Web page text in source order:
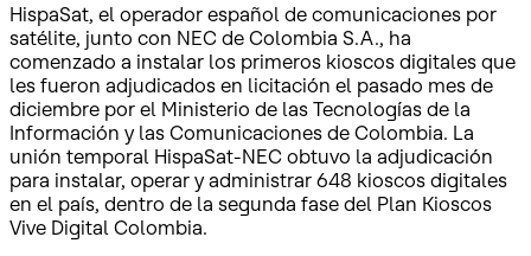
HispaSat, el operador español de comunicaciones por
satélite, junto con NEC de Colombia S.A., ha
comenzado a instalar los primeros kioscos digitales que
les fueron adjudicados en licitación el pasado mes de
diciembre por el Ministerio de las Tecnologías de la
Información y las Comunicaciones de Colombia. La
unión temporal HispaSat-NEC obtuvo la adjudicación
para instalar, operar y administrar 648 kioscos digitales
en el país, dentro de la segunda fase del Plan Kioscos
Vive Digital Colombia.